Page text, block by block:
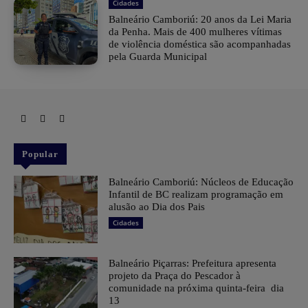
Cidades
Balneário Camboriú: 20 anos da Lei Maria
da Penha. Mais de 400 mulheres vítimas
de violência doméstica são acompanhadas
pela Guarda Municipal
Popular
Balneário Camboriú: Núcleos de Educação
Infantil de BC realizam programação em
alusão ao Dia dos Pais
Cidades
Balneário Piçarras: Prefeitura apresenta
projeto da Praça do Pescador à
comunidade na próxima quinta-feira dia
13